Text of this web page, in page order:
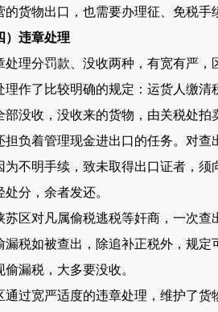
的货物出口，也需要办理征、免税手
）违章处理
分罚款、没收两种，有宽有严，区
理作了比较明确的规定：运货人缴
部没收，没收来的货物，由关税处拍
担负着管理现金进出口的任务。对查
为不明手续，致未取得出口证者，
处分，余者发还。
对凡属偷税逃税等奸商，一次查
漏税如被查出，除追补正税外，规
偷漏税，大多要没收。
宽严适度的违章处理，维护了货